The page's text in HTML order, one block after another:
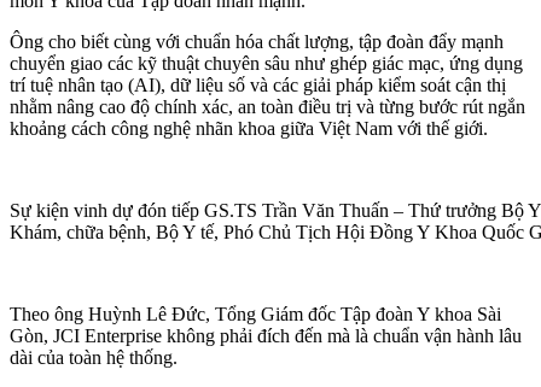
Ông cho biết cùng với chuẩn hóa chất lượng, tập đoàn đẩy mạnh
chuyển giao các kỹ thuật chuyên sâu như ghép giác mạc, ứng dụng
trí tuệ nhân tạo (AI), dữ liệu số và các giải pháp kiểm soát cận thị
nhằm nâng cao độ chính xác, an toàn điều trị và từng bước rút ngắn
khoảng cách công nghệ nhãn khoa giữa Việt Nam với thế giới.
Sự kiện vinh dự đón tiếp GS.TS Trần Văn Thuấn – Thứ trưởng
Khám, chữa bệnh, Bộ Y tế, Phó Chủ Tịch Hội Đồng Y Khoa
Theo ông Huỳnh Lê Đức, Tổng Giám đốc Tập đoàn Y khoa Sài
Gòn, JCI Enterprise không phải đích đến mà là chuẩn vận hành lâu
dài của toàn hệ thống.